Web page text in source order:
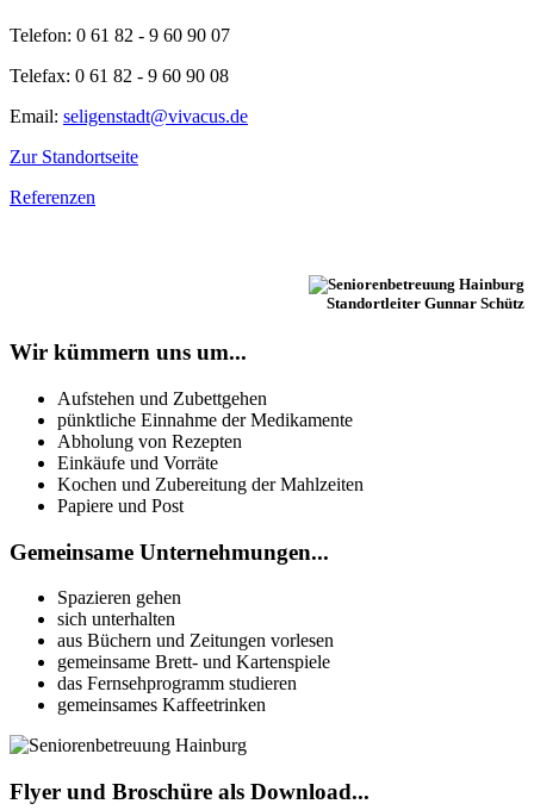
Telefon: 0 61 82 - 9 60 90 07
Telefax: 0 61 82 - 9 60 90 08
Email: seligenstadt@vivacus.de
Zur Standortseite
Referenzen
Standortleiter Gunnar Schütz
Wir kümmern uns um...
Aufstehen und Zubettgehen
pünktliche Einnahme der Medikamente
Abholung von Rezepten
Einkäufe und Vorräte
Kochen und Zubereitung der Mahlzeiten
Papiere und Post
Gemeinsame Unternehmungen...
Spazieren gehen
sich unterhalten
aus Büchern und Zeitungen vorlesen
gemeinsame Brett- und Kartenspiele
das Fernsehprogramm studieren
gemeinsames Kaffeetrinken
Flyer und Broschüre als Download...